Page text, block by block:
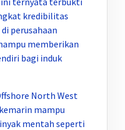
kredibilitas
perusahaan
memberikan
bagi induk
North West
mampu
mentah seperti